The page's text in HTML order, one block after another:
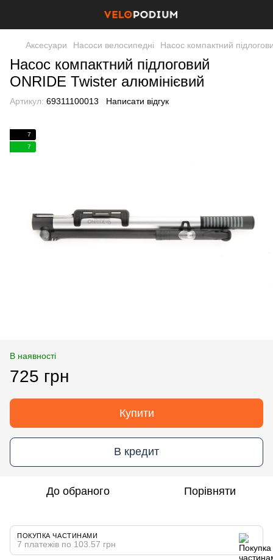
Аксесуари Насоси велосипедні Насос компактний
Насос компактний підлоговий
ONRIDE Twister алюмінієвий
Артикул: 69311100013 Написати відгук
7
7
В наявності
725 грн
Купити
В кредит
До обраного Порівняти
ПОКУПКА ЧАСТИНАМИ
7 платежів по 103.57 грн